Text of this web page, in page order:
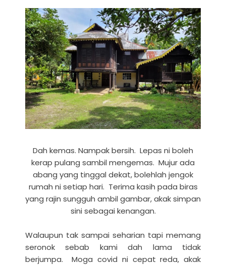
Dah kemas. Nampak bersih. Lepas ni boleh
kerap pulang sambil mengemas. Mujur ada
abang yang tinggal dekat, bolehlah jengok
rumah ni setiap hari. Terima kasih pada biras
yang rajin sungguh ambil gambar, akak simpan
sini sebagai kenangan.
Walaupun tak sampai seharian tapi memang
seronok sebab kami dah lama tidak
berjumpa. Moga covid ni cepat reda, akak